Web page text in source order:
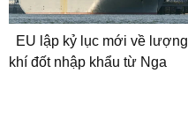
EU lập kỷ lục mới về lượng
khí đốt nhập khẩu từ Nga